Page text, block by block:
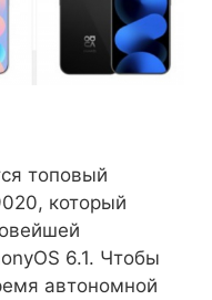
топовый
который
6.1. Чтобы
автономной